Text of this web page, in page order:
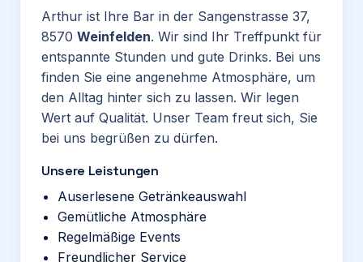
Arthur ist Ihre Bar in der Sangenstrasse 37,
8570 Weinfelden. Wir sind Ihr Treffpunkt für
entspannte Stunden und gute Drinks. Bei uns
finden Sie eine angenehme Atmosphäre, um
den Alltag hinter sich zu lassen. Wir legen
Wert auf Qualität. Unser Team freut sich, Sie
bei uns begrüßen zu dürfen.
Unsere Leistungen
Auserlesene Getränkeauswahl
Gemütliche Atmosphäre
Regelmäßige Events
Freundlicher Service